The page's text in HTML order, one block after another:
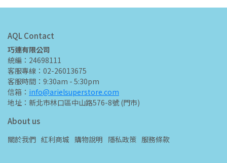
AQL Contact
巧連有限公司
統編：24698111
客服專線：02-26013675
客服時間：9:30am - 5:30pm
信箱： info@arielsuperstore.com
地址：新北市林口區中山路576-8號 (門市)
About us
關於我們 紅利商城 購物說明 隱私政策 服務條款